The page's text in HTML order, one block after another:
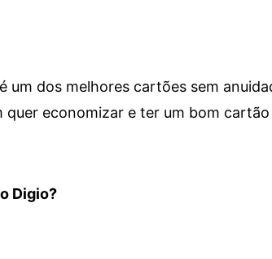
um dos melhores cartões sem
quer economizar e ter um bom
Digio?